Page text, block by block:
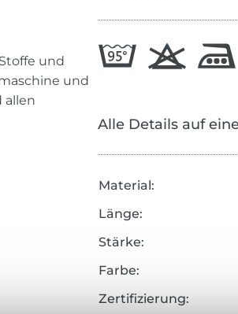
und
und
allen
Alle Details auf
Material:
Länge:
Stärke:
Farbe:
Zertifizierung: